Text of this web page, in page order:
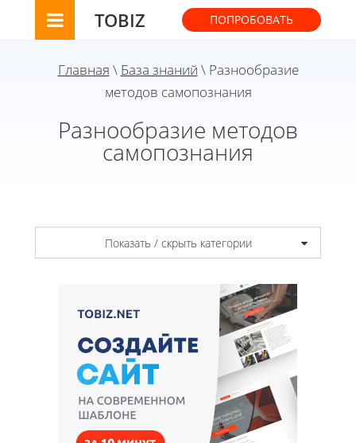
TOBIZ ПОПРОБОВАТЬ
Главная \ База знаний \ Разнообразие
методов самопознания
Разнообразие методов
самопознания
Показать / скрыть категории